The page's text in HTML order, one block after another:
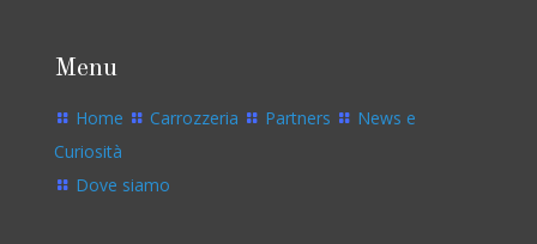
Menu
Home Carrozzeria Partners
News e
Curiosità
Dove siamo